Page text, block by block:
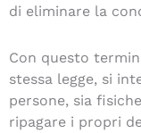
di eliminare la
Con questo
stessa legge, si
persone, sia
ripagare i propri